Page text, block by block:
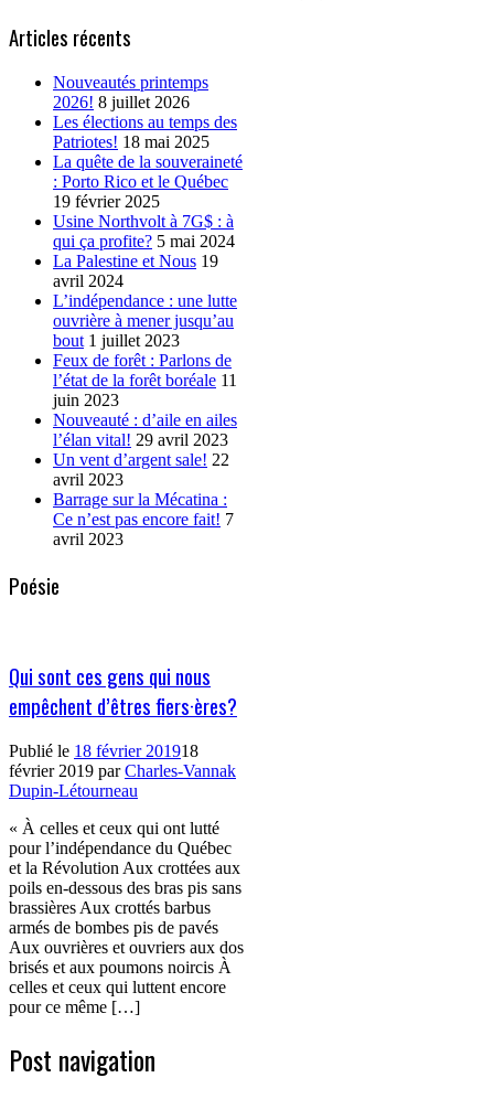
Articles récents
Nouveautés printemps
2026! 8 juillet 2026
Les élections au temps des
Patriotes! 18 mai 2025
La quête de la souveraineté
: Porto Rico et le Québec
19 février 2025
Usine Northvolt à 7G$ : à
qui ça profite? 5 mai 2024
La Palestine et Nous 19
avril 2024
L’indépendance : une lutte
ouvrière à mener jusqu’au
bout 1 juillet 2023
Feux de forêt : Parlons de
l’état de la forêt boréale 11
juin 2023
Nouveauté : d’aile en ailes
l’élan vital! 29 avril 2023
Un vent d’argent sale! 22
avril 2023
Barrage sur la Mécatina :
Ce n’est pas encore fait! 7
avril 2023
Poésie
Qui sont ces gens qui nous
empêchent d’êtres fiers·ères?
Publié le 18 février 201918
février 2019 parCharles-Vannak
Dupin-Létourneau
« À celles et ceux qui ont lutté
pour l’indépendance du Québec
et la Révolution Aux crottées aux
poils en-dessous des bras pis sans
brassières Aux crottés barbus
armés de bombes pis de pavés
Aux ouvrières et ouvriers aux dos
brisés et aux poumons noircis À
celles et ceux qui luttent encore
pour ce même […]
Post navigation